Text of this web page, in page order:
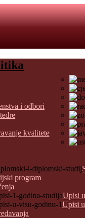
i odbori
kvalitete
program
Upisi
Upisi